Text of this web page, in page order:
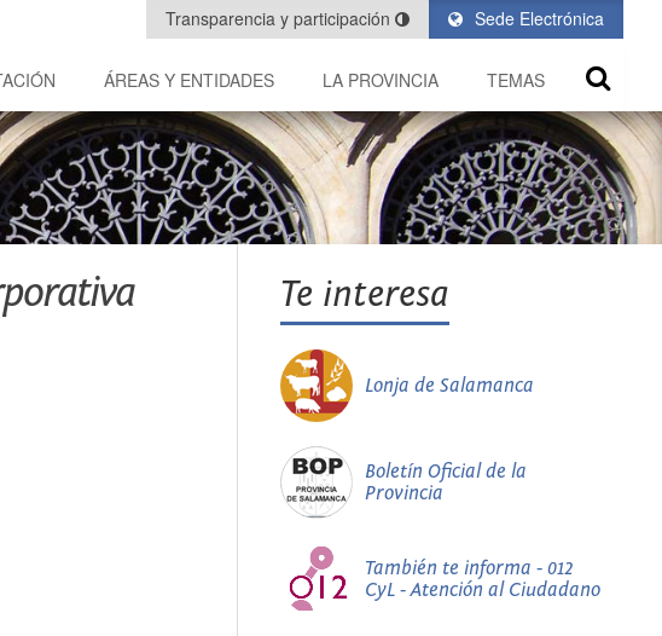
Sede Electrónica
Transparencia y participación
ÁREAS Y ENTIDADES LA PROVINCIA TEMAS
Te interesa
Lonja de Salamanca
Boletín Oficial de la
Provincia
También te informa - 012
CyL - Atención al Ciudadano